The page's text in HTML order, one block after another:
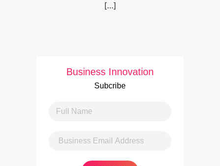
[…]
Business Innovation
Subcribe